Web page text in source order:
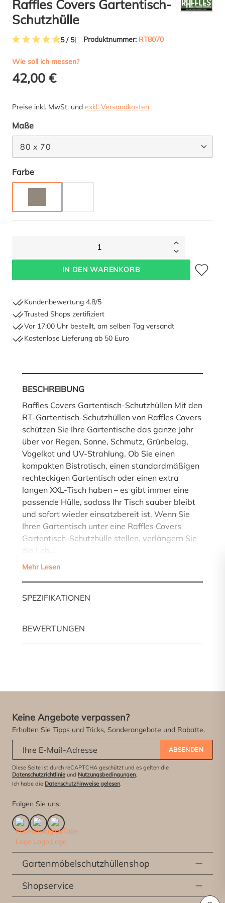
Raffles Covers Gartentisch-
Schutzhülle
5 / 5 Produktnummer: RT8070
Wie soll ich messen?
42,00 €
Preise inkl. MwSt. und exkl. Versandkosten
Maßeauswählen
80 x 70
Farbeauswählen
1
IN DEN WARENKORB
Zum
Kundenbewertung 4.8/5
Trusted Shops zertifiziert
Vor 17:00 Uhr bestellt, am selben Tag versandt
Kostenlose Lieferung ab 50 Euro
BESCHREIBUNG
Raffles Covers Gartentisch-Schutzhüllen Mit den
RT-Gartentisch-Schutzhüllen von Raffles Covers
schützen Sie Ihre Gartentische das ganze Jahr
über vor Regen, Sonne, Schmutz, Grünbelag,
Vogelkot und UV-Strahlung. Ob Sie einen
kompakten Bistrotisch, einen standardmäßigen
rechteckigen Gartentisch oder einen extra
langen XXL-Tisch haben – es gibt immer eine
passende Hülle, sodass Ihr Tisch sauber bleibt
und sofort wieder einsatzbereit ist. Wenn Sie
Ihren Gartentisch unter eine Raffles Covers
Gartentisch-Schutzhülle stellen, verlängern Sie
die Leb…
Mehr Lesen
SPEZIFIKATIONEN
BEWERTUNGEN
Keine Angebote verpassen?
Erhalten Sie Tipps und Tricks, Sonderangebote und Rabatte.
ABSENDEN
Diese Seite ist durch reCAPTCHA geschützt und es gelten die
Datenschutzrichtlinie und Nutzungsbedingungen.
Ich habe die Datenschutzhinweise gelesen.
Folgen Sie uns:
Gartenmöbelschutzhüllenshop
Shopservice